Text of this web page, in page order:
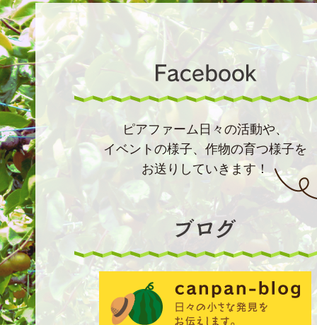
ピアファーム日々の活動や、
イベントの様子、作物の育つ様子を
お送りしていきます！